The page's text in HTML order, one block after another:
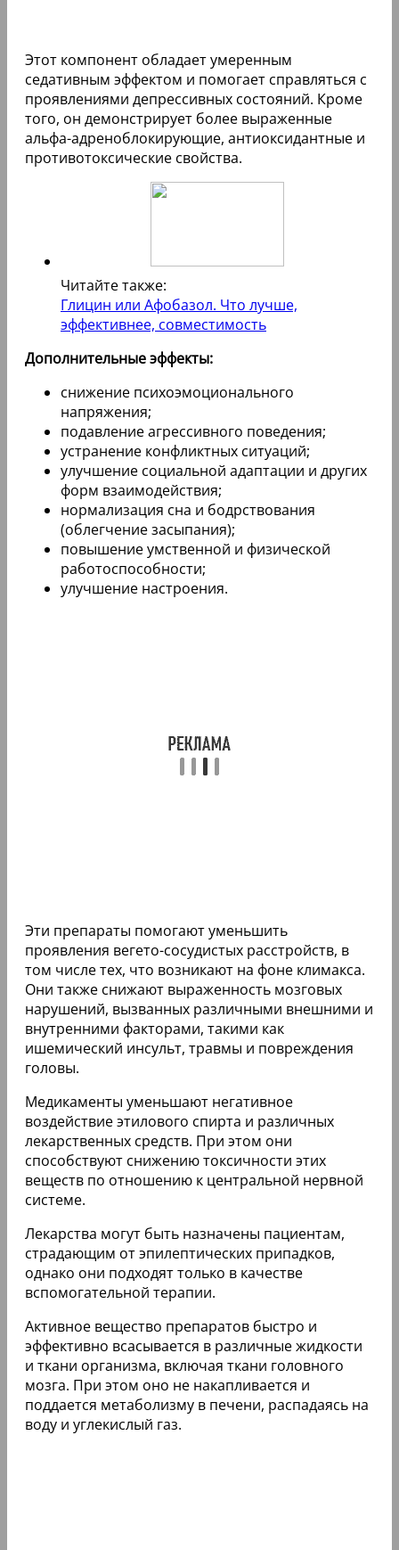
Этот компонент обладает умеренным
седативным эффектом и помогает справляться с
проявлениями депрессивных состояний. Кроме
того, он демонстрирует более выраженные
альфа-адреноблокирующие, антиоксидантные и
противотоксические свойства.
Читайте также:
Глицин или Афобазол. Что лучше,
эффективнее, совместимость
Дополнительные эффекты:
снижение психоэмоционального
напряжения;
подавление агрессивного поведения;
устранение конфликтных ситуаций;
улучшение социальной адаптации и других
форм взаимодействия;
нормализация сна и бодрствования
(облегчение засыпания);
повышение умственной и физической
работоспособности;
улучшение настроения.
Эти препараты помогают уменьшить
проявления вегето-сосудистых расстройств, в
том числе тех, что возникают на фоне климакса.
Они также снижают выраженность мозговых
нарушений, вызванных различными внешними и
внутренними факторами, такими как
ишемический инсульт, травмы и повреждения
головы.
Медикаменты уменьшают негативное
воздействие этилового спирта и различных
лекарственных средств. При этом они
способствуют снижению токсичности этих
веществ по отношению к центральной нервной
системе.
Лекарства могут быть назначены пациентам,
страдающим от эпилептических припадков,
однако они подходят только в качестве
вспомогательной терапии.
Активное вещество препаратов быстро и
эффективно всасывается в различные жидкости
и ткани организма, включая ткани головного
мозга. При этом оно не накапливается и
поддается метаболизму в печени, распадаясь на
воду и углекислый газ.